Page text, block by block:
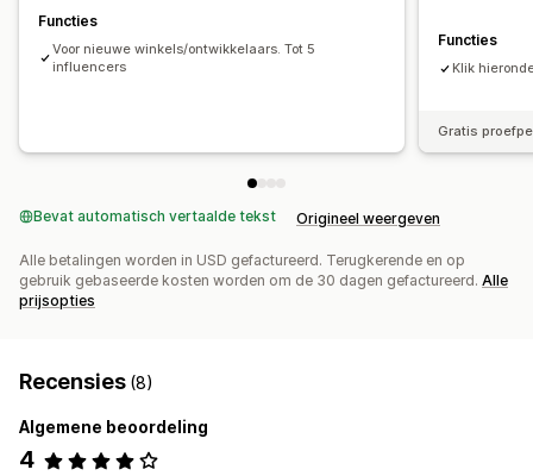
Pagina maken
Aangepast domein
Aangepaste branding
Functies
Voor nieuwe winkels/ontwikkelaars. Tot 5
influencers
Functies
Klik
Gratis
Bevat automatisch vertaalde tekst Origineel weergeven
Alle betalingen worden in USD gefactureerd. Terugkerende en op
gebruik gebaseerde kosten worden om de 30 dagen gefactureerd. Alle
prijsopties
Recensies (8)
Algemene beoordeling
4